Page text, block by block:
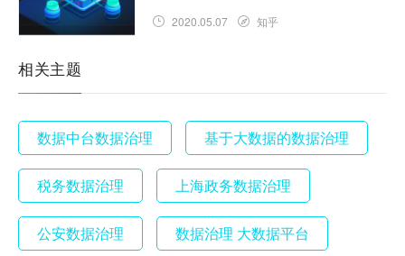
2020.05.07 知乎
相关主题
数据中台数据治理 基于大数据的数据治理
税务数据治理 上海政务数据治理
公安数据治理 数据治理 大数据平台